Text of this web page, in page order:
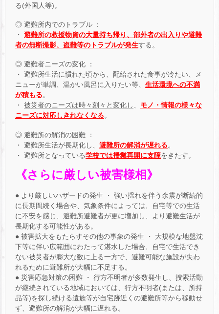
る(外国人等)。
◎ 避難所内でのトラブル ：
・ 避難所の救援物資の大量持ち帰り、部外者の出入りや避難
者の無断撮影、盗難等のトラブルが発生する。
◎ 避難者ニーズの変化 ：
・ 避難所生活に慣れた頃から、配給された食事が冷たい、メ
ニューが単調、温かい風呂に入りたい等、 生活環境への不満
が積もる。
・ 被災者のニーズは時々刻々と変化し、 モノ・情報の様々な
ニーズに対応しきれなくなる。
◎ 避難所の解消の困難 ：
・ 避難所生活が長期化し、 避難所の解消が遅れる。
・ 避難所となっている学校では授業再開に支障をきたす。
《さらに厳しい被害様相》
● より厳しいハザードの発生 ・ 強い揺れを伴う余震が断続的
に長期間続く場合や、気象条件によっては、自宅等での生活
に不安を感じ、避難所避難者が更に増加し、より避難生活が
長期化する可能性がある。
● 被害拡大をもたらすその他の事象の発生 ・ 大規模な地盤沈
下等に伴い広範囲にわたって湛水した場合、自宅で生活でき
ない被災者が膨大な数に上る一方で、避難可能な施設が失わ
れるために避難所が大幅に不足する。
● 災害応急対策の困難 ・ 行方不明者が多数発生し、捜索活動
が継続されている地域においては、行方不明者(または、所持
品等)を探し続ける遺族等が自宅跡近くの避難所等から移動せ
ず、避難所の解消が大幅に遅れる。